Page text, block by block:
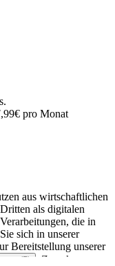
pro Monat
aus wirtschaftlichen
als digitalen
die in
sich in unserer
Bereitstellung unserer
(5)
. Zwecke: